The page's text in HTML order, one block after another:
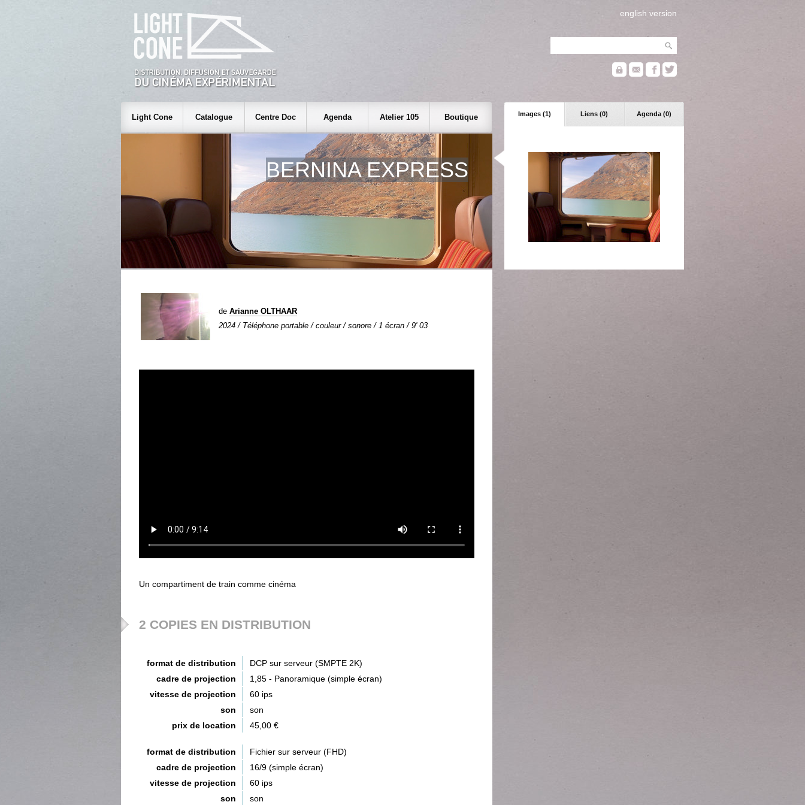
english version
Images (1) Liens (0) Agenda (0)
Light Cone Catalogue Centre Doc Agenda Atelier 105 Boutique
BERNINA EXPRESS
de Arianne OLTHAAR
2024 / Téléphone portable / couleur / sonore / 1 écran / 9' 03
Un compartiment de train comme cinéma
2 COPIES EN DISTRIBUTION
format de distribution
DCP sur serveur (SMPTE 2K)
cadre de projection
1,85 - Panoramique (simple écran)
vitesse de projection
60 ips
son
son
prix de location
45,00 €
format de distribution
Fichier sur serveur (FHD)
cadre de projection
16/9 (simple écran)
vitesse de projection
60 ips
son
son